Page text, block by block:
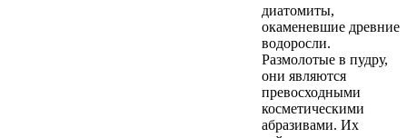
диатомиты,
окаменевшие древние
водоросли.
Размолотые в пудру,
они являются
превосходными
косметическими
абразивами. Их